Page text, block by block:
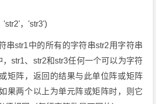
'str2'，'str3')
串str1中的所有的字符串str2用字符串
str1、str2和str3任何一个可以为字符
矩阵，返回的结果与此单位阵或矩阵
果两个以上为单元阵或矩阵时，则它